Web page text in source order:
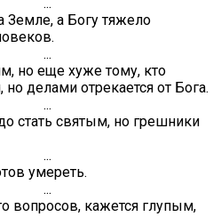
Земле, а Богу тяжело
но еще хуже тому, кто
делами отрекается от Бога.
стать святым, но грешники
умереть.
вопросов, кажется глупым,